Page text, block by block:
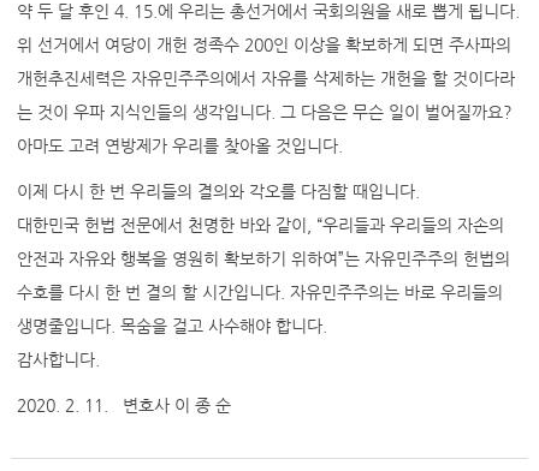
약 두 달 후인 4. 15.에 우리는 총선거에서 국회의원을 새로 뽑게 됩니다.
위 선거에서 여당이 개헌 정족수 200인 이상을 확보하게 되면 주사파의
개헌추진세력은 자유민주주의에서 자유를 삭제하는 개헌을 할 것이다라
는 것이 우파 지식인들의 생각입니다. 그 다음은 무슨 일이 벌어질까요?
아마도 고려 연방제가 우리를 찾아올 것입니다.
이제 다시 한 번 우리들의 결의와 각오를 다짐할 때입니다.
대한민국 헌법 전문에서 천명한 바와 같이, “우리들과 우리들의 자손의
안전과 자유와 행복을 영원히 확보하기 위하여”는 자유민주주의 헌법의
수호를 다시 한 번 결의 할 시간입니다. 자유민주주의는 바로 우리들의
생명줄입니다. 목숨을 걸고 사수해야 합니다.
감사합니다.
2020. 2. 11. 변호사 이 종 순